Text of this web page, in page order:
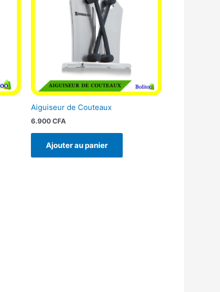
Aiguiseur de Couteaux
6.900CFA
Ajouter au panier